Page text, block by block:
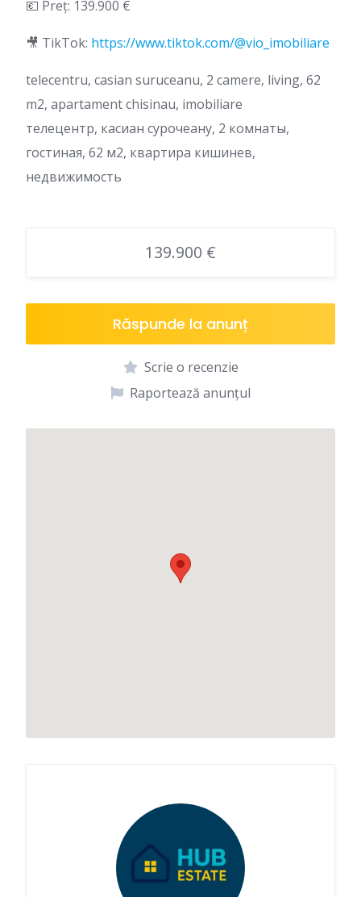
💶 Preț: 139.900 €
🎥 TikTok: https://www.tiktok.com/@vio_imobiliare
telecentru, casian suruceanu, 2 camere, living, 62
m2, apartament chisinau, imobiliare
телецентр, касиан сурочеану, 2 комнаты,
гостиная, 62 м2, квартира кишинев,
недвижимость
139.900 €
Răspunde la anunț
Scrie o recenzie
Raportează anunțul